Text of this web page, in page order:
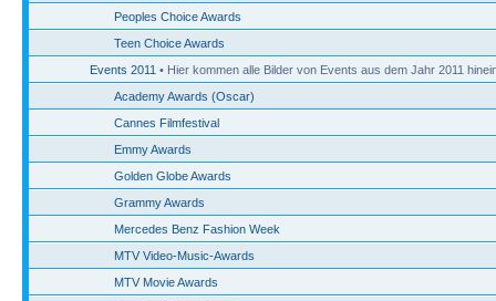
Peoples Choice Awards
Teen Choice Awards
Events 2011 • Hier kommen alle Bilder von Events aus dem Jahr 2011
Academy Awards (Oscar)
Cannes Filmfestival
Emmy Awards
Golden Globe Awards
Grammy Awards
Mercedes Benz Fashion Week
MTV Video-Music-Awards
MTV Movie Awards